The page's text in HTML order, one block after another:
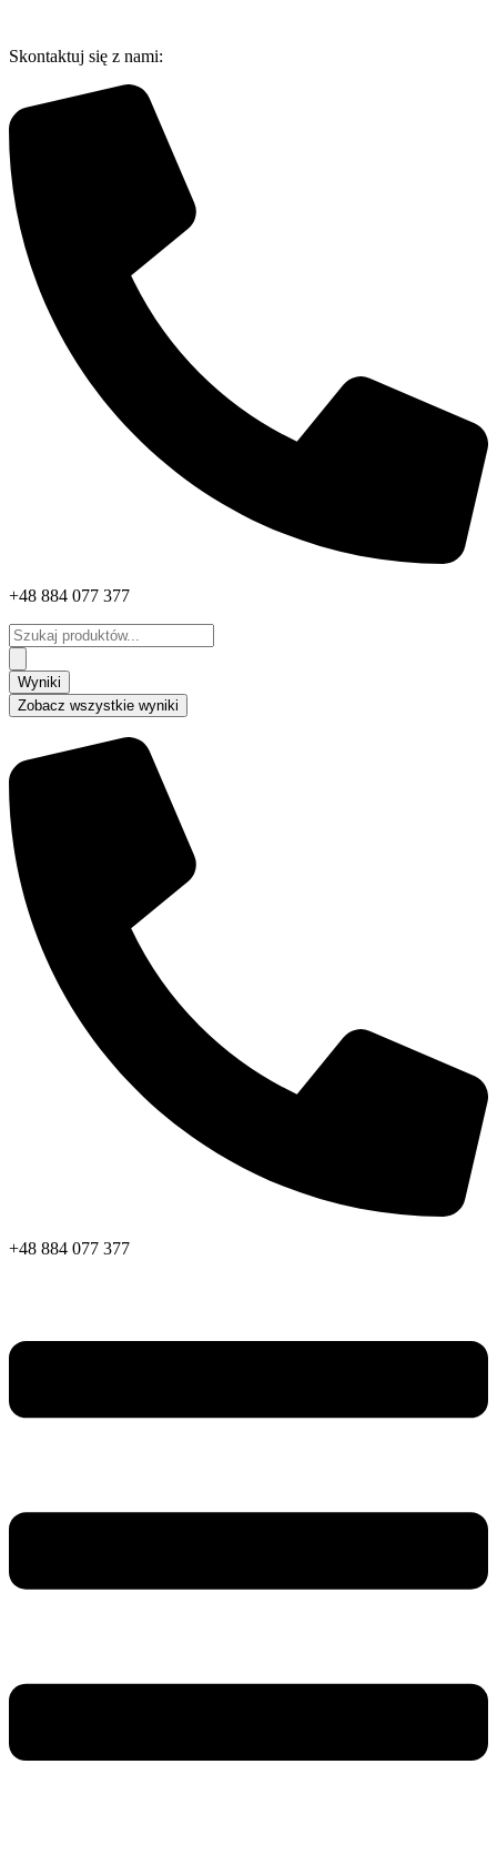
treści
Skontaktuj się z nami:
+48 884 077 377
Search
...
Wyniki
Zobacz wszystkie wyniki
+48 884 077 377